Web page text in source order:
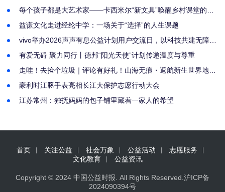
每个孩子都是大艺术家——卡西米尔“新文具”唤醒乡村课堂的创
益谦文化走进经纶中学：一场关于“选择”的人生课题
vivo举办2026声声有息公益计划用户交流日，以科技共建无障碍
有爱无碍 聚力同行丨德邦“阳光天使”计划传递温度与尊重
走哇！去捡个垃圾｜评论有好礼！山海无痕・返航新生世界地球
豪利时江豚手表亮相长江大保护志愿行动大会
江苏常州：独抚妈妈的包子铺里藏着一家人的希望
首页 关注公益 社会万象 公益活动
志愿服务
文化教育
公益资讯
Copyright © 2024 中国公益时报 . All Rights Reserved. 沪ICP备
2024090394号